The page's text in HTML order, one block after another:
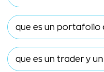
que es un portafolio
que es un trader y